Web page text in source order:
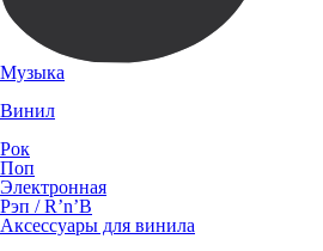
Музыка
Винил
Рок
Поп
Электронная
Рэп / R’n’B
Аксессуары для винила